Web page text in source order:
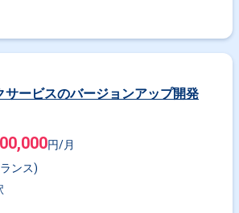
サービスのバージョンアップ開発
円/月
ンス)